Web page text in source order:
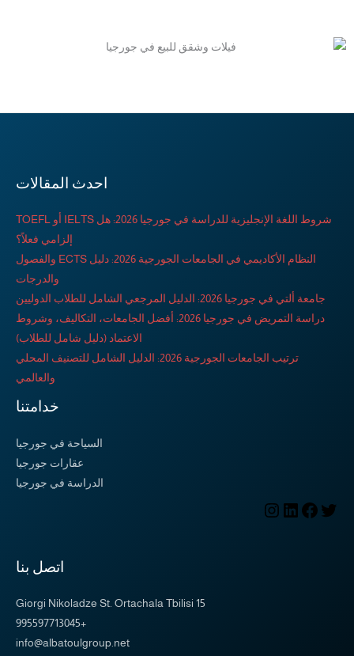
احدث المقالات
شروط اللغة الإنجليزية للدراسة في جورجيا 2026: هل IELTS أو TOEFL
إلزامي فعلاً؟
النظام الأكاديمي في الجامعات الجورجية 2026: دليل ECTS والفصول
والدرجات
جامعة ألتي في جورجيا 2026: الدليل المرجعي الشامل للطلاب الدوليين
دراسة التمريض في جورجيا 2026: أفضل الجامعات، التكاليف، وشروط
الاعتماد (دليل شامل للطلاب)
ترتيب الجامعات الجورجية 2026: الدليل الشامل للتصنيف المحلي
والعالمي
خدامتنا
السياحة في جورجيا
عقارات جورجيا
الدراسة في جورجيا
اتصل بنا
15 Giorgi Nikoladze St. Ortachala Tbilisi
+995597713045
info@albatoulgroup.net